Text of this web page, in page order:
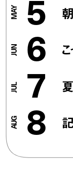
6
7
8